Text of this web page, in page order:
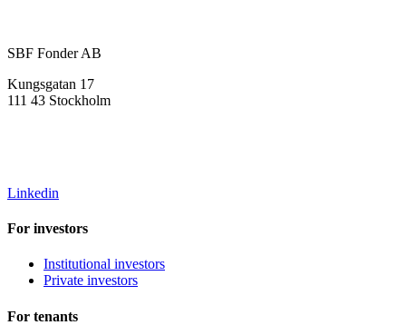
SBF Fonder AB
Kungsgatan 17
111 43 Stockholm
Linkedin
For investors
Institutional investors
Private investors
For tenants